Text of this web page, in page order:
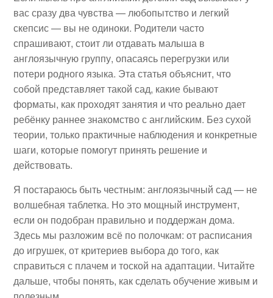
вас сразу два чувства — любопытство и легкий
скепсис — вы не одиноки. Родители часто
спрашивают, стоит ли отдавать малыша в
англоязычную группу, опасаясь перегрузки или
потери родного языка. Эта статья объяснит, что
собой представляет такой сад, какие бывают
форматы, как проходят занятия и что реально дает
ребёнку раннее знакомство с английским. Без сухой
теории, только практичные наблюдения и конкретные
шаги, которые помогут принять решение и
действовать.
Я постараюсь быть честным: англоязычный сад — не
волшебная таблетка. Но это мощный инструмент,
если он подобран правильно и поддержан дома.
Здесь мы разложим всё по полочкам: от расписания
до игрушек, от критериев выбора до того, как
справиться с плачем и тоской на адаптации. Читайте
дальше, чтобы понять, как сделать обучение живым и